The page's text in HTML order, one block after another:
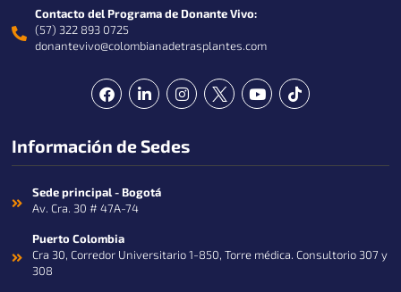
Contacto del Programa de Donante Vivo:
(57) 322 893 0725
donantevivo@colombianadetrasplantes.com
F
a
b
o
k
L
i
e
d
n
I
n
a
g
Y
o
b
T
i
k
Información de Sedes
Sede principal - Bogotá
Av. Cra. 30 # 47A-74
Puerto Colombia
Cra 30, Corredor Universitario 1-850, Torre médica. Consultorio 307 y
308